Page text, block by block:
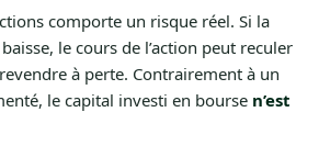
comporte un risque réel. Si la
le cours de l’action peut reculer
à perte. Contrairement à un
le capital investi en bourse n’est